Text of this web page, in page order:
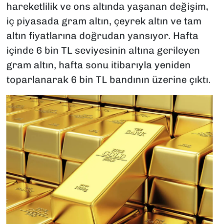
hareketlilik ve ons altında yaşanan değişim,
iç piyasada gram altın, çeyrek altın ve tam
altın fiyatlarına doğrudan yansıyor. Hafta
içinde 6 bin TL seviyesinin altına gerileyen
gram altın, hafta sonu itibarıyla yeniden
toparlanarak 6 bin TL bandının üzerine çıktı.